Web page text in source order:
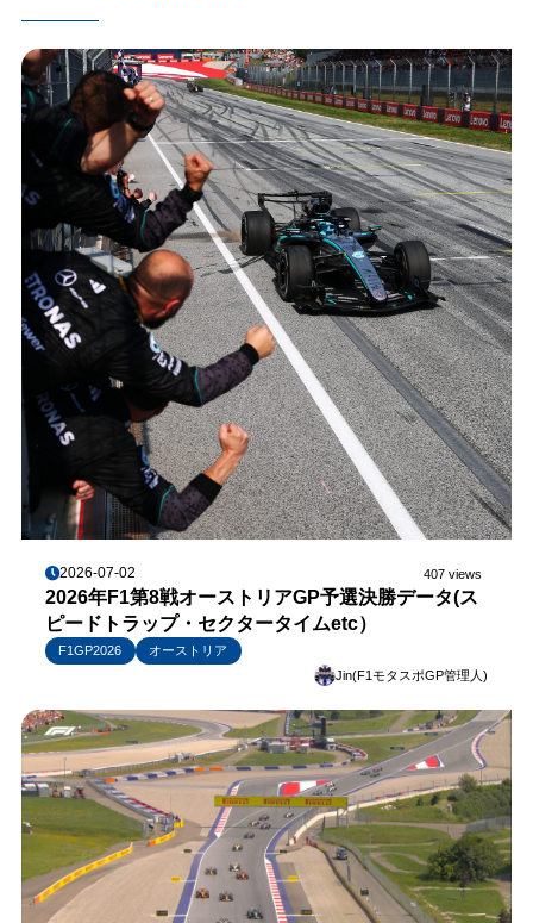
2026-07-02 407 views
2026年F1第8戦オーストリアGP予選決勝データ(ス
ピードトラップ・セクタータイムetc）
F1GP2026
オーストリア
Jin(F1モタスポGP管理人)